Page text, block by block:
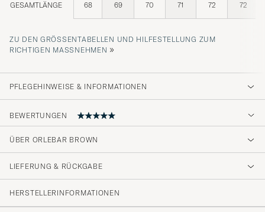
GESAMTLÄNGE 68 69 70 71 72 72
ZU DEN GRÖSSENTABELLEN UND HILFESTELLUNG ZUM R
ICHTIGEN MASSNEHMEN
»
PFLEGEHINWEISE & INFORMATIONEN
BEWERTUNGEN
Passet perfekt! Rask og problemfri levering.
Dette blir min go-to white t-shirt!
ÜBER ORLEBAR BROWN
LIEFERUNG & RÜCKGABE
HERSTELLERINFORMATIONEN